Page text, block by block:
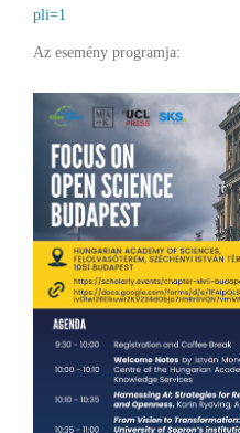
pli=1
Az esemény programja: